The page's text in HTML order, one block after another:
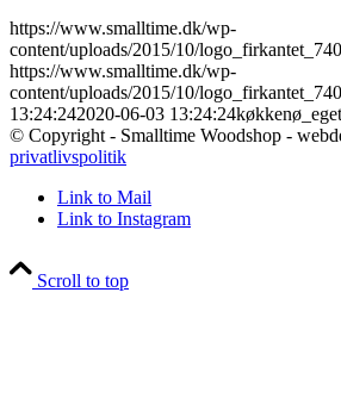
https://www.smalltime.dk/wp-
content/uploads/2015/10/
https://www.smalltime.dk/wp-
content/uploads/2015/10/
13:24:242020-06-03 13:24:24
© Copyright - Smalltime Woodshop -
privatlivspolitik
Link to Mail
Link to Instagram
Scroll to top